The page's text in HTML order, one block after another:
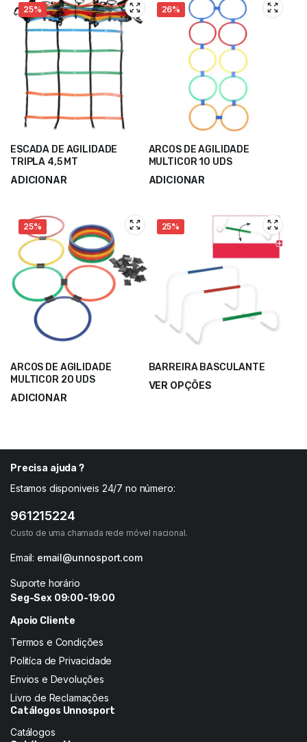
25%
ESCADA DE AGILIDADE
TRIPLA 4,5 MT
ADICIONAR
26%
ARCOS DE AGILIDADE
MULTICOR 10 UDS
ADICIONAR
25%
ARCOS DE AGILIDADE
MULTICOR 20 UDS
ADICIONAR
25%
BARREIRA BASCULANTE
VER OPÇÕES
Precisa ajuda ?
Estamos disponiveis 24/7 no número:
961215224
Custo de uma chamada rede móvel nacional.
Email: email@unnosport.com
Suporte horário
Seg-Sex 09:00-19:00
Apoio Cliente
Termos e Condições
Politíca de Privacidade
Envios e Devoluções
Livro de Reclamações
Catálogos Unnosport
Catálogos